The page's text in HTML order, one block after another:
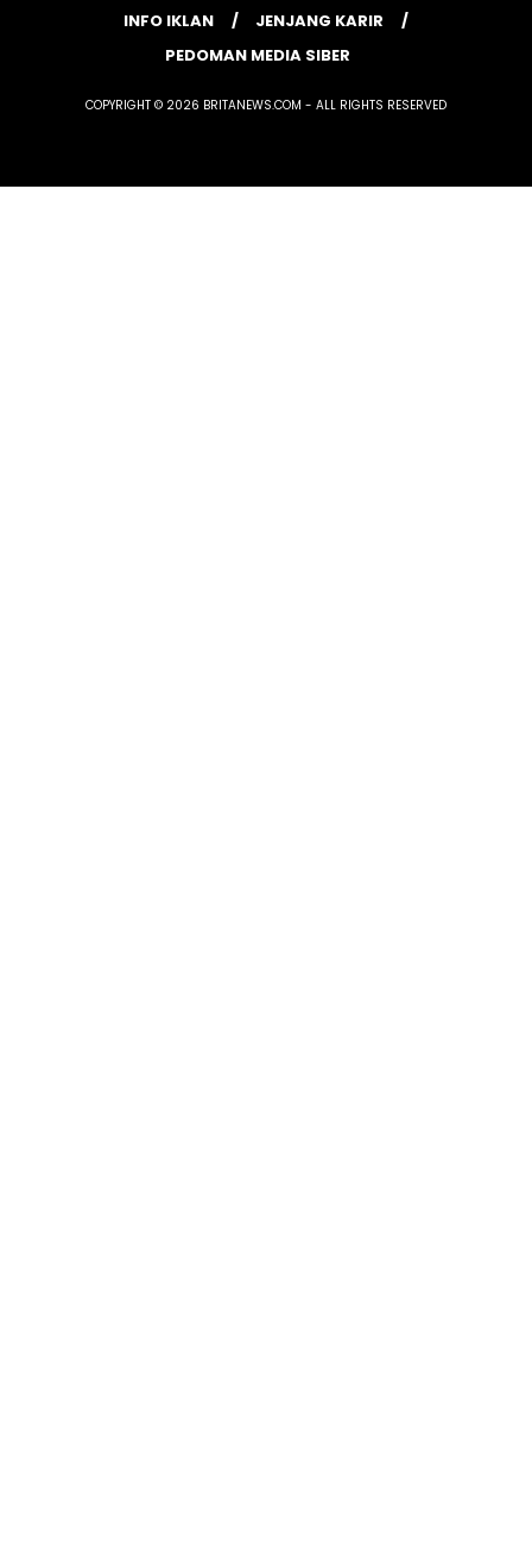
INFO IKLAN
JENJANG KARIR
PEDOMAN MEDIA SIBER
COPYRIGHT © 2026 BRITANEWS.COM - ALL RIGHTS RESERVED